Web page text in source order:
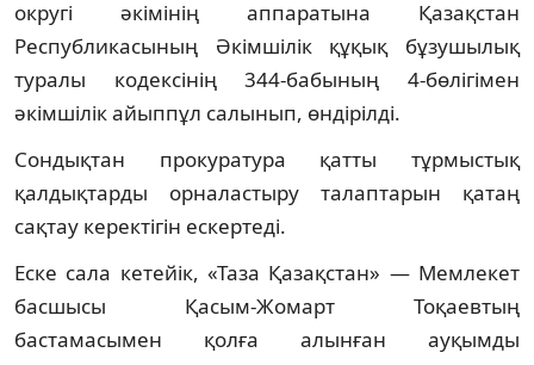
округі әкімінің аппаратына Қазақстан
Республикасының Әкімшілік құқық бұзушылық
туралы кодексінің 344-бабының 4-бөлігімен
әкімшілік айыппұл салынып, өндірілді.
Сондықтан прокуратура қатты тұрмыстық
қалдықтарды орналастыру талаптарын қатаң
сақтау керектігін ескертеді.
Еске сала кетейік, «Таза Қазақстан» — Мемлекет
басшысы Қасым-Жомарт Тоқаевтың
бастамасымен қолға алынған ауқымды